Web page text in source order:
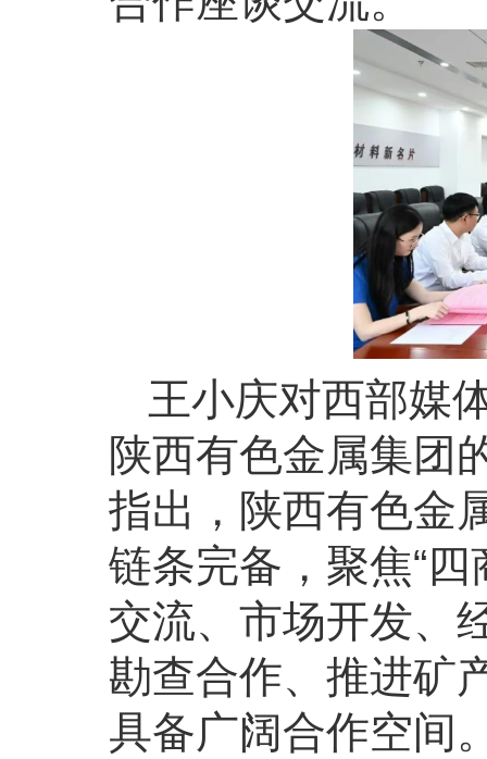
王小庆对西部媒
陕西有色金属集团
指出，陕西有色金
链条完备，聚焦“
交流、市场开发、
勘查合作、推进矿
具备广阔合作空间